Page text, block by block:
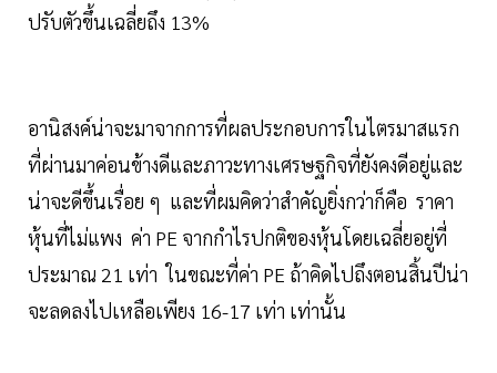
ปรับตัวขึ้นเฉลี่ยถึง 13%
อานิสงค์น่าจะมาจากการที่ผลประกอบการในไตรมาสแรก
ที่ผ่านมาค่อนข้างดีและภาวะทางเศรษฐกิจที่ยังคงดีอยู่และ
น่าจะดีขึ้นเรื่อย ๆ และที่ผมคิดว่าสำคัญยิ่งกว่าก็คือ ราคา
หุ้นที่ไม่แพง ค่า PE จากกำไรปกติของหุ้นโดยเฉลี่ยอยู่ที่
ประมาณ 21 เท่า ในขณะที่ค่า PE ถ้าคิดไปถึงตอนสิ้นปีน่า
จะลดลงไปเหลือเพียง 16-17 เท่า เท่านั้น